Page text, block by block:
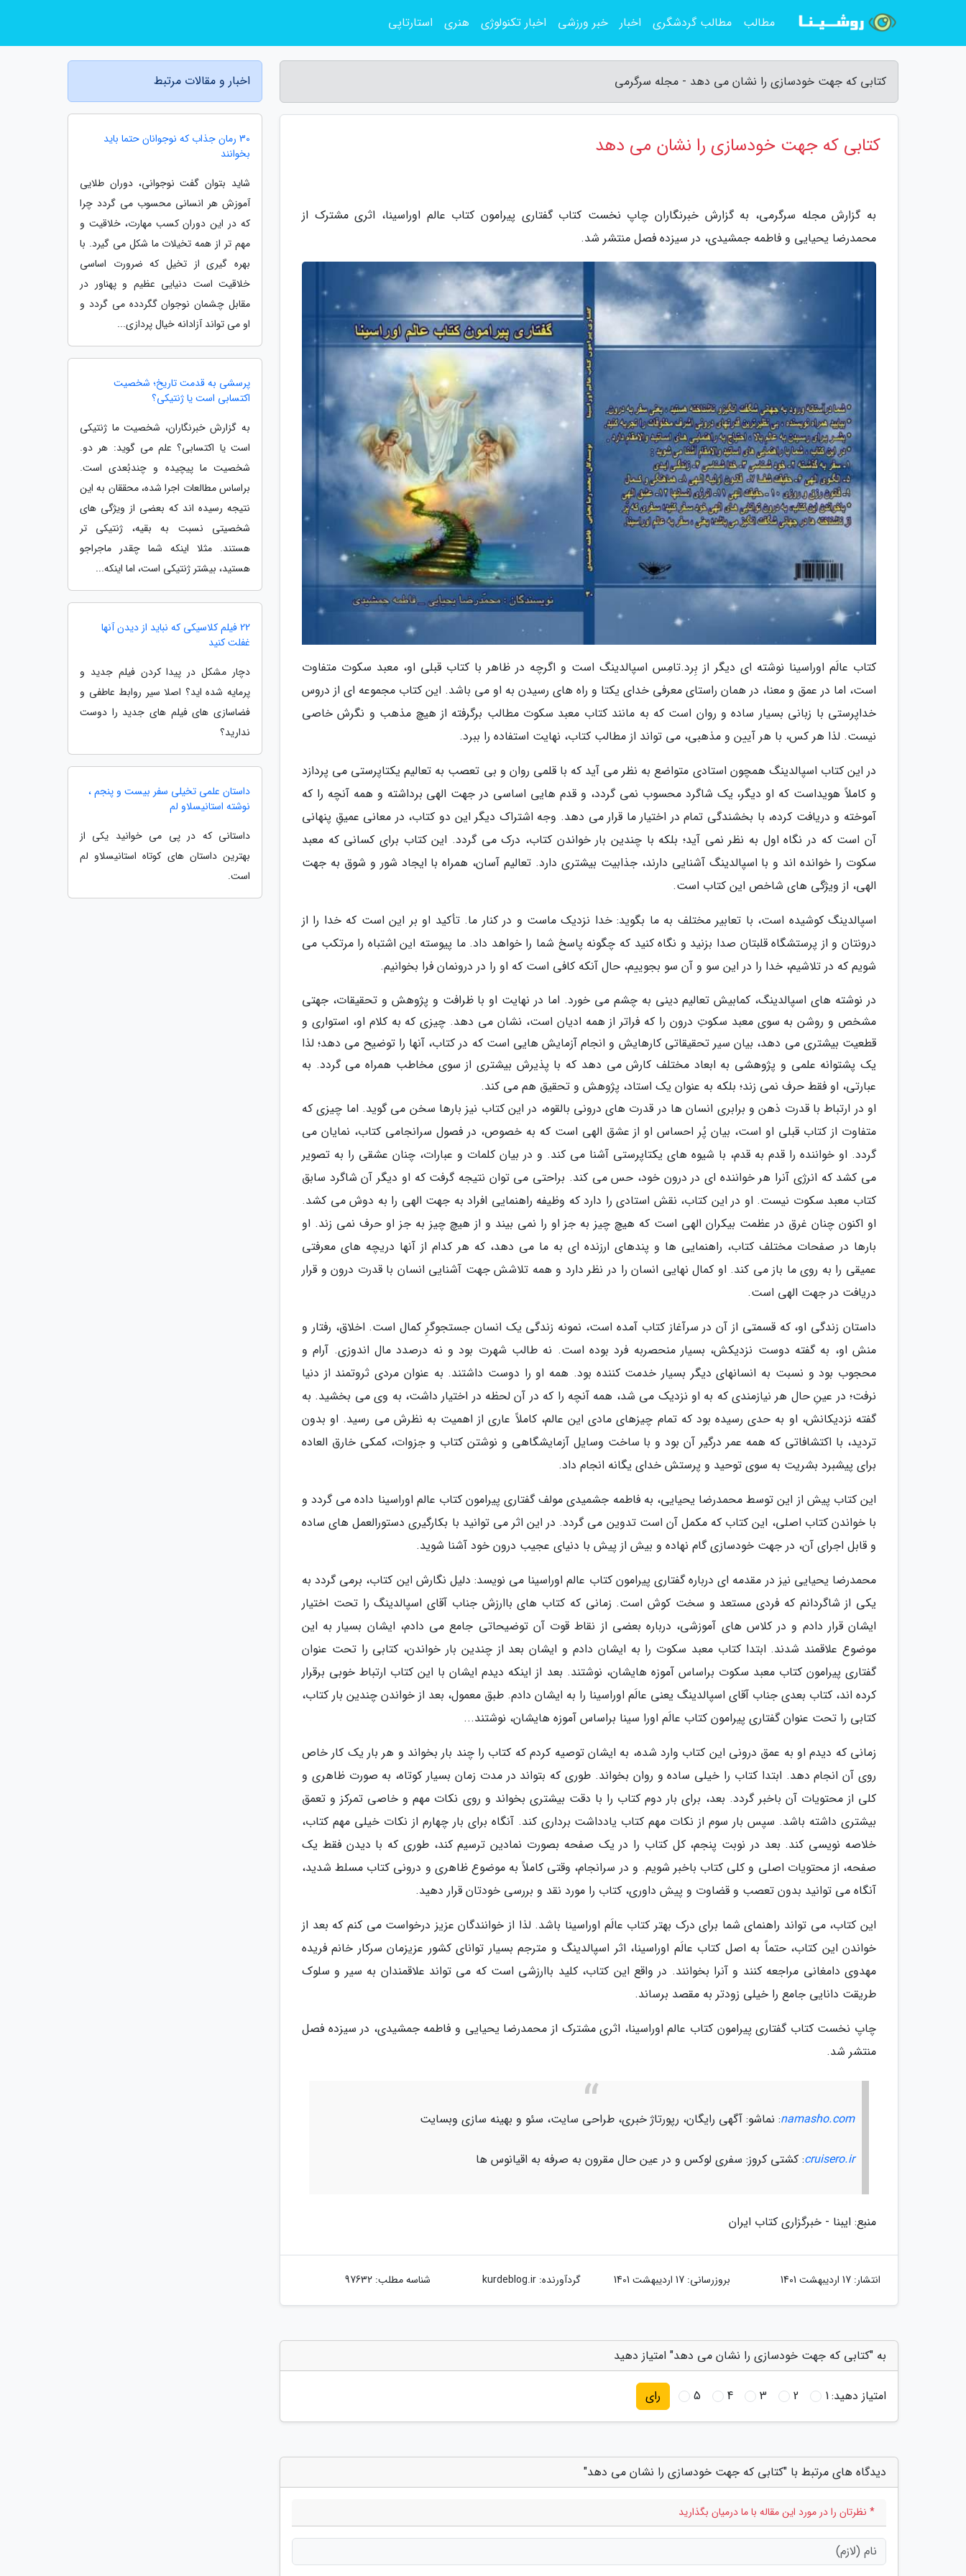
کتابی که جهت خودسازی را نشان می دهد - مجله سرگرمی
کتابی که جهت خودسازی را نشان می دهد
به گزارش مجله سرگرمی، به گزارش خبرنگاران چاپ نخست کتاب گفتاری پیرامون کتاب عالم اوراسینا، اثری مشترک از
محمدرضا یحیایی و فاطمه جمشیدی، در سیزده فصل منتشر شد.
کتاب عالَم اوراسینا نوشته ای دیگر از بِرد.تامِس اسپالدینگ است و اگرچه در ظاهر با کتاب قبلی او، معبد سکوت متفاوت
است، اما در عمق و معنا، در همان راستای معرفی خدای یکتا و راه های رسیدن به او می باشد. این کتاب مجموعه ای از دروس
خداپرستی با زبانی بسیار ساده و روان است که به مانند کتاب معبد سکوت مطالب برگرفته از هیچ مذهب و نگرش خاصی
نیست. لذا هر کس، با هر آیین و مذهبی، می تواند از مطالب کتاب، نهایت استفاده را ببرد.
در این کتاب اسپالدینگ همچون استادی متواضع به نظر می آید که با قلمی روان و بی تعصب به تعالیم یکتاپرستی می پردازد
و کاملاً هویداست که او دیگر، یک شاگرد محسوب نمی گردد، و قدم هایی اساسی در جهت الهی برداشته و همه آنچه را که
آموخته و دریافت کرده، با بخشندگی تمام در اختیار ما قرار می دهد. وجه اشتراک دیگر این دو کتاب، در معانی عمیقِ پنهانی
آن است که در نگاه اول به نظر نمی آید؛ بلکه با چندین بار خواندن کتاب، درک می گردد. این کتاب برای کسانی که معبد
سکوت را خوانده اند و با اسپالدینگ آشنایی دارند، جذابیت بیشتری دارد. تعالیم آسان، همراه با ایجاد شور و شوق به جهت
الهی، از ویژگی های شاخص این کتاب است.
اسپالدینگ کوشیده است، با تعابیر مختلف به ما بگوید: خدا نزدیک ماست و در کنار ما. تأکید او بر این است که خدا را از
درونتان و از پرستشگاه قلبتان صدا بزنید و نگاه کنید که چگونه پاسخ شما را خواهد داد. ما پیوسته این اشتباه را مرتکب می
شویم که در تلاشیم، خدا را در این سو و آن سو بجوییم، حال آنکه کافی است که او را در درونمان فرا بخوانیم.
در نوشته های اسپالدینگ، کمابیش تعالیم دینی به چشم می خورد. اما در نهایت او با ظرافت و پژوهش و تحقیقات، جهتی
مشخص و روشن به سوی معبد سکوتِ درون را که فراتر از همه ادیان است، نشان می دهد. چیزی که به کلام او، استواری و
قطعیت بیشتری می دهد، بیان سیر تحقیقاتی کارهایش و انجام آزمایش هایی است که در کتاب، آنها را توضیح می دهد؛ لذا
یک پشتوانه علمی و پژوهشی به ابعاد مختلف کارش می دهد که با پذیرش بیشتری از سوی مخاطب همراه می گردد. به
عبارتی، او فقط حرف نمی زند؛ بلکه به عنوان یک استاد، پژوهش و تحقیق هم می کند.
او در ارتباط با قدرت ذهن و برابری انسان ها در قدرت های درونی بالقوه، در این کتاب نیز بارها سخن می گوید. اما چیزی که
متفاوت از کتاب قبلی او است، بیان پُر احساس او از عشق الهی است که به خصوص، در فصول سرانجامی کتاب، نمایان می
گردد. او خواننده را قدم به قدم، با شیوه های یکتاپرستی آشنا می کند. و در بیان کلمات و عبارات، چنان عشقی را به تصویر
می کشد که انرژی آنرا هر خواننده ای در درون خود، حس می کند. براحتی می توان نتیجه گرفت که او دیگر آن شاگرد سابق
کتاب معبد سکوت نیست. او در این کتاب، نقش استادی را دارد که وظیفه راهنمایی افراد به جهت الهی را به دوش می کشد.
او اکنون چنان غرق در عظمت بیکران الهی است که هیچ چیز به جز او را نمی بیند و از هیچ چیز به جز او حرف نمی زند. او
بارها در صفحات مختلف کتاب، راهنمایی ها و پندهای ارزنده ای به ما می دهد، که هر کدام از آنها دریچه های معرفتی
عمیقی را به روی ما باز می کند. او کمال نهایی انسان را در نظر دارد و همه تلاشش جهت آشنایی انسان با قدرت درون و قرار
دریافت در جهت الهی است.
داستان زندگی او، که قسمتی از آن در سرآغاز کتاب آمده است، نمونه زندگی یک انسان جستجوگرِ کمال است. اخلاق، رفتار و
منش او، به گفته دوست نزدیکش، بسیار منحصربه فرد بوده است. نه طالب شهرت بود و نه درصدد مال اندوزی. آرام و
محجوب بود و نسبت به انسانهای دیگر بسیار خدمت کننده بود. همه او را دوست داشتند. به عنوان مردی ثروتمند از دنیا
نرفت؛ در عینِ حال هر نیازمندی که به او نزدیک می شد، همه آنچه را که در آن لحظه در اختیار داشت، به وی می بخشید. به
گفته نزدیکانش، او به حدی رسیده بود که تمام چیزهای مادی این عالم، کاملاً عاری از اهمیت به نظرش می رسید. او بدون
تردید، با اکتشافاتی که همه عمر درگیر آن بود و با ساخت وسایل آزمایشگاهی و نوشتن کتاب و جزوات، کمکی خارق العاده
برای پیشبرد بشریت به سوی توحید و پرستش خدای یگانه انجام داد.
این کتاب پیش از این توسط محمدرضا یحیایی، به فاطمه جشمیدی مولف گفتاری پیرامون کتاب عالم اوراسینا داده می گردد و
با خواندن کتاب اصلی، این کتاب که مکمل آن است تدوین می گردد. در این اثر می توانید با بکارگیری دستورالعمل های ساده
و قابل اجرای آن، در جهت خودسازی گام نهاده و بیش از پیش با دنیای عجیب درون خود آشنا شوید.
محمدرضا یحیایی نیز در مقدمه ای درباره گفتاری پیرامون کتاب عالم اوراسینا می نویسد: دلیل نگارش این کتاب، برمی گردد به
یکی از شاگردانم که فردی مستعد و سخت کوش است. زمانی که کتاب های باارزش جناب آقای اسپالدینگ را تحت اختیار
ایشان قرار دادم و در کلاس های آموزشی، درباره بعضی از نقاط قوت آن توضیحاتی جامع می دادم، ایشان بسیار به این
موضوع علاقمند شدند. ابتدا کتاب معبد سکوت را به ایشان دادم و ایشان بعد از چندین بار خواندن، کتابی را تحت عنوان
گفتاری پیرامون کتاب معبد سکوت براساس آموزه هایشان، نوشتند. بعد از اینکه دیدم ایشان با این کتاب ارتباط خوبی برقرار
کرده اند، کتاب بعدی جناب آقای اسپالدینگ یعنی عالَم اوراسینا را به ایشان دادم. طبق معمول، بعد از خواندن چندین بار کتاب،
کتابی را تحت عنوان گفتاری پیرامون کتاب عالَم اورا سینا براساس آموزه هایشان، نوشتند...
زمانی که دیدم او به عمق درونی این کتاب وارد شده، به ایشان توصیه کردم که کتاب را چند بار بخواند و هر بار یک کار خاص
روی آن انجام دهد. ابتدا کتاب را خیلی ساده و روان بخواند. طوری که بتواند در مدت زمان بسیار کوتاه، به صورت ظاهری و
کلی از محتویات آن باخبر گردد. بعد، برای بار دوم کتاب را با دقت بیشتری بخواند و روی نکات مهم و خاصی تمرکز و تعمق
بیشتری داشته باشد. سپس بار سوم از نکات مهم کتاب یادداشت برداری کند. آنگاه برای بار چهارم از نکات خیلی مهم کتاب،
خلاصه نویسی کند. بعد در نوبت پنجم، کل کتاب را در یک صفحه بصورت نمادین ترسیم کند، طوری که با دیدن فقط یک
صفحه، از محتویات اصلی و کلی کتاب باخبر شویم. و در سرانجام، وقتی کاملاً به موضوع ظاهری و درونی کتاب مسلط شدید،
آنگاه می توانید بدون تعصب و قضاوت و پیش داوری، کتاب را مورد نقد و بررسی خودتان قرار دهید.
این کتاب، می تواند راهنمای شما برای درک بهتر کتاب عالَم اوراسینا باشد. لذا از خوانندگان عزیز درخواست می کنم که بعد از
خواندن این کتاب، حتماً به اصل کتاب عالَم اوراسینا، اثر اسپالدینگ و مترجم بسیار توانای کشور عزیزمان سرکار خانم فریده
مهدوی دامغانی مراجعه کنند و آنرا بخوانند. در واقع این کتاب، کلید باارزشی است که می تواند علاقمندان به سیر و سلوک
طریقت دانایی جامع را خیلی زودتر به مقصد برساند.
چاپ نخست کتاب گفتاری پیرامون کتاب عالم اوراسینا، اثری مشترک از محمدرضا یحیایی و فاطمه جمشیدی، در سیزده فصل
منتشر شد.
namasho.com: نماشو: آگهی رایگان، رپورتاژ خبری، طراحی سایت، سئو و بهینه سازی وبسایت
cruisero.ir: کشتی کروز: سفری لوکس و در عین حال مقرون به صرفه به اقیانوس ها
منبع: ایبنا - خبرگزاری کتاب ایران
انتشار: 17 اردیبهشت 1401 بروزرسانی: 17 اردیبهشت 1401 گردآورنده:kurdeblog.ir شناسه مطلب: 97632
به "کتابی که جهت خودسازی را نشان می دهد" امتیاز دهید
امتیاز دهید:1
2
3
4
5 رای
دیدگاه های مرتبط با "کتابی که جهت خودسازی را نشان می دهد"
* نظرتان را در مورد این مقاله با ما درمیان بگذارید
اخبار و مقالات مرتبط
30 رمان جذاب که نوجوانان حتما باید
بخوانند
شاید بتوان گفت نوجوانی، دوران طلایی
آموزش هر انسانی محسوب می گردد چرا
که در این دوران کسب مهارت، خلاقیت و
مهم تر از همه تخیلات ما شکل می گیرد. با
بهره گیری از تخیل که ضرورت اساسی
خلاقیت است دنیایی عظیم و پهناور در
مقابل چشمان نوجوان گگردده می گردد و
او می تواند آزادانه خیال پردازی...
پرسشی به قدمت تاریخ؛ شخصیت
اکتسابی است یا ژنتیکی؟
به گزارش خبرنگاران، شخصیت ما ژنتیکی
است یا اکتسابی؟ علم می گوید: هر دو.
شخصیت ما پیچیده و چندبُعدی است.
براساس مطالعات اجرا شده، محققان به این
نتیجه رسیده اند که بعضی از ویژگی های
شخصیتی نسبت به بقیه، ژنتیکی تر
هستند. مثلا اینکه شما چقدر ماجراجو
هستید، بیشتر ژنتیکی است، اما اینکه...
22 فیلم کلاسیکی که نباید از دیدن آنها
غفلت کنید
دچار مشکل در پیدا کردن فیلم جدید و
پرمایه شده اید؟ اصلا سیر روابط عاطفی و
فضاسازی های فیلم های جدید را دوست
ندارید؟
داستان علمی تخیلی سفر بیست و پنجم ،
نوشته استانیسلاو لم
داستانی که در پی می خوانید یکی از
بهترین داستان های کوتاه استانیسلاو لم
است.
مطالب مطالب گردشگری اخبار خبر ورزشی اخبار تکنولوژی هنری استارتاپی